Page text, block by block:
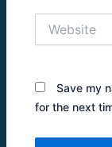
Save my
for the next